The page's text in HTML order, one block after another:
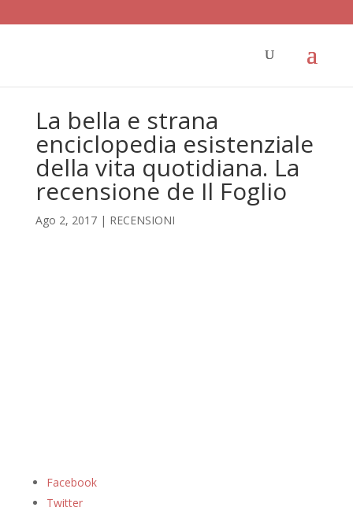
La bella e strana
enciclopedia esistenziale
della vita quotidiana. La
recensione de Il Foglio
Ago 2, 2017| RECENSIONI
Facebook
Twitter